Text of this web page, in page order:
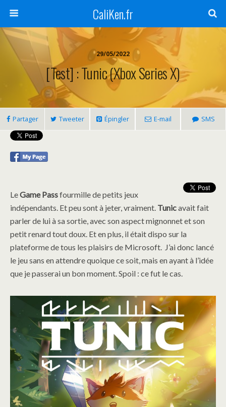
CaliKen.fr
29/05/2022
[Test] : Tunic (Xbox Series X)
Partager Tweeter Épingler E-mail SMS
LeGame Passfourmille de petits jeux
indépendants. Et peu sont à jeter, vraiment. Tunicavait fait
parler de lui à sa sortie, avec son aspect mignonnet et son
petit renard tout doux. Et en plus, il était dispo sur la
plateforme de tous les plaisirs de Microsoft. J’ai donc lancé
le jeu sans en attendre quoique ce soit, mais en ayant à l’idée
que je passerai un bon moment. Spoil : ce fut le cas.